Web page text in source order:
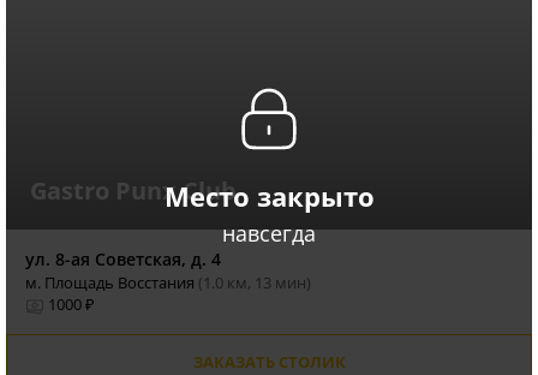
Место закрыто
навсегда
Gastro Punx Club
ул. 8-ая Советская, д. 4
м. Площадь Восстания (1.0 км, 13 мин)
1000 ₽
ЗАКАЗАТЬ СТОЛИК